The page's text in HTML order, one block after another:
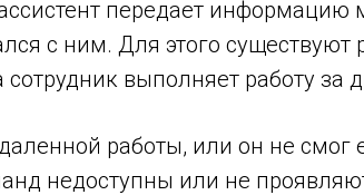
передает информацию
с ним. Для этого
выполняет работу за
работы, или он не смог
недоступны или не